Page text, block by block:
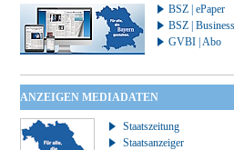
BSZ | ePaper
BSZ |
GVBI | Abo
ANZEIGEN MEDIADATEN
Staatszeitung
Staatsanzeiger